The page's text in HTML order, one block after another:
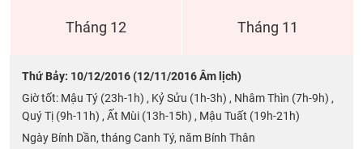
Tháng 12 Tháng 11
Thứ Bảy: 10/12/2016 (12/11/2016 Âm lịch)
Giờ tốt: Mậu Tý (23h-1h) , Kỷ Sửu (1h-3h) , Nhâm Thìn (7h-9h) ,
Quý Tị (9h-11h) , Ất Mùi (13h-15h) , Mậu Tuất (19h-21h)
Ngày Bính Dần, tháng Canh Tý, năm Bính Thân